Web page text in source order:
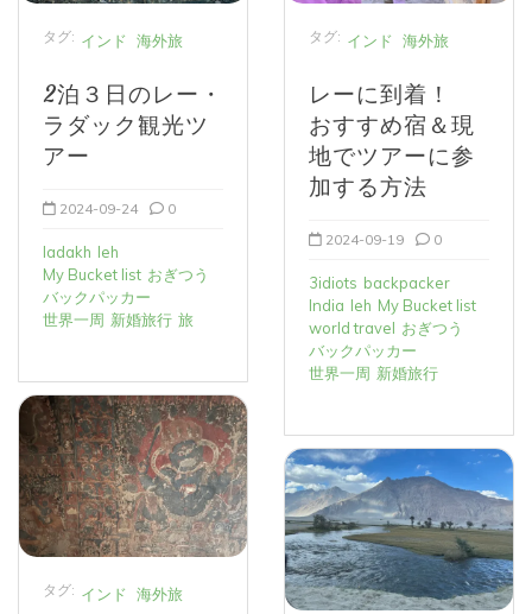
タグ: インド 海外旅
2泊３日のレー・
ラダック観光ツ
アー
2024-09-24 0
ladakh leh
My Bucket list おぎつう
バックパッカー
世界一周 新婚旅行 旅
タグ: インド 海外旅
タグ: インド 海外旅
レーに到着！
おすすめ宿＆現
地でツアーに参
加する方法
2024-09-19 0
3idiots backpacker
India leh My Bucket list
world travel おぎつう
バックパッカー
世界一周 新婚旅行